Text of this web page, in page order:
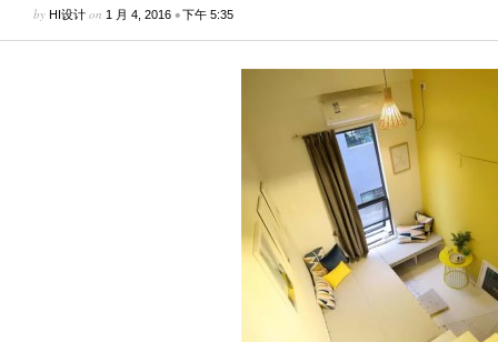
by HI设计 on 1 月 4, 2016 •下午 5:35